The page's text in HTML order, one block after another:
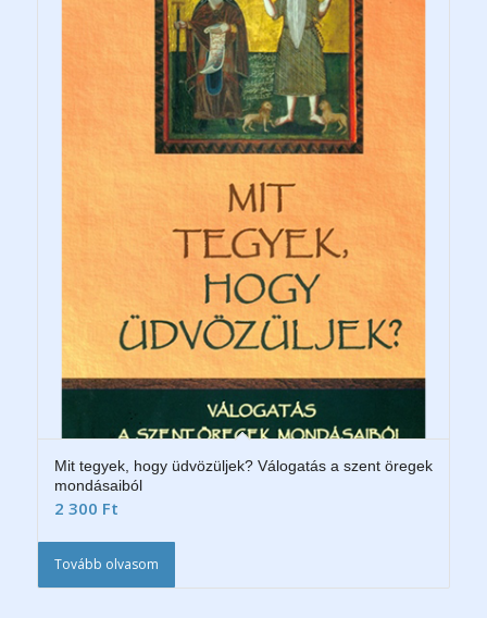
Mit tegyek, hogy üdvözüljek? Válogatás a szent öregek
mondásaiból
2 300 Ft
Tovább olvasom